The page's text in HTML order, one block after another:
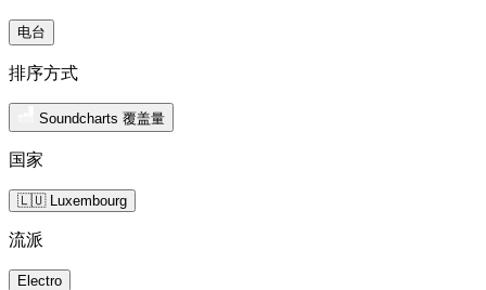
电台
排序方式
Soundcharts 覆盖量
国家
🇱🇺 Luxembourg
流派
Electro